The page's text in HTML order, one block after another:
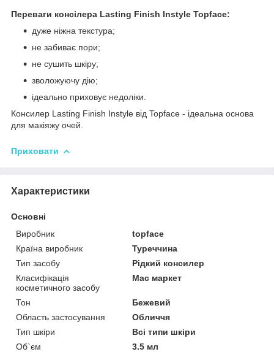
Переваги консілера Lasting Finish Instyle Topface:
дуже ніжна текстура;
не забиває пори;
не сушить шкіру;
зволожуючу дію;
ідеально приховує недоліки.
Консилер Lasting Finish Instyle від Topface - ідеальна основа
для макіяжу очей.
Приховати
Характеристики
Основні
Виробник
topface
Країна виробник
Туреччина
Тип засобу
Рідкий консилер
Класифікація
косметичного засобу
Мас маркет
Тон
Бежевий
Область застосування
Обличчя
Тип шкіри
Всі типи шкіри
Об`єм
3.5 мл